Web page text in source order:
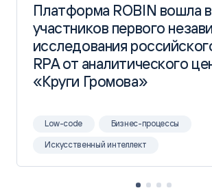
Платформа ROBIN вошла
участников первого
исследования
RPA от аналитического
«Круги Громова»
Платформа ROBIN вошла
участников первого
исследования
RPA от аналитического
«Круги Громова»
Low-code Бизнес-процессы
Искусственный интеллект